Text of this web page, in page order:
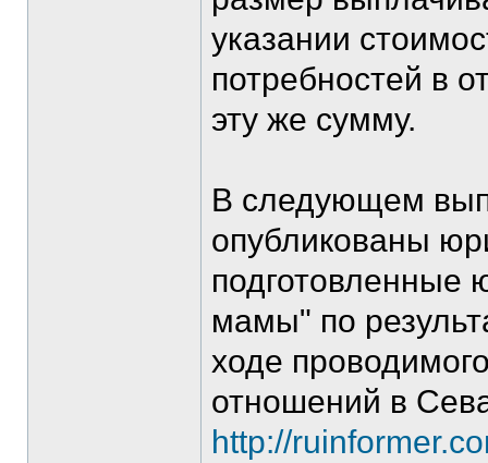
указании
потребностей в
эту же сумму.
В следующем
опубликованы
подготовленные
мамы" по
ходе
отношений в
http://